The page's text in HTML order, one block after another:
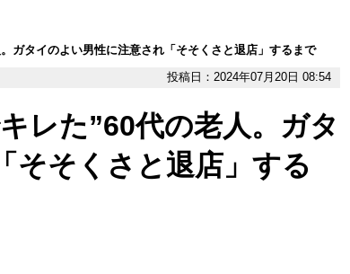
ガタイのよい男性に注意され「そそくさと退店」するまで
投稿日：2024年07月20日 08:54
レた”60代の老人。ガタ
そそくさと退店」する